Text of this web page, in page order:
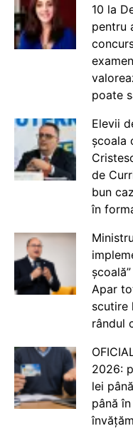
10 la
pentru
poate
Elevii
școala
de
bun
în
Apar
scutire
rândul
2026:
lei
până